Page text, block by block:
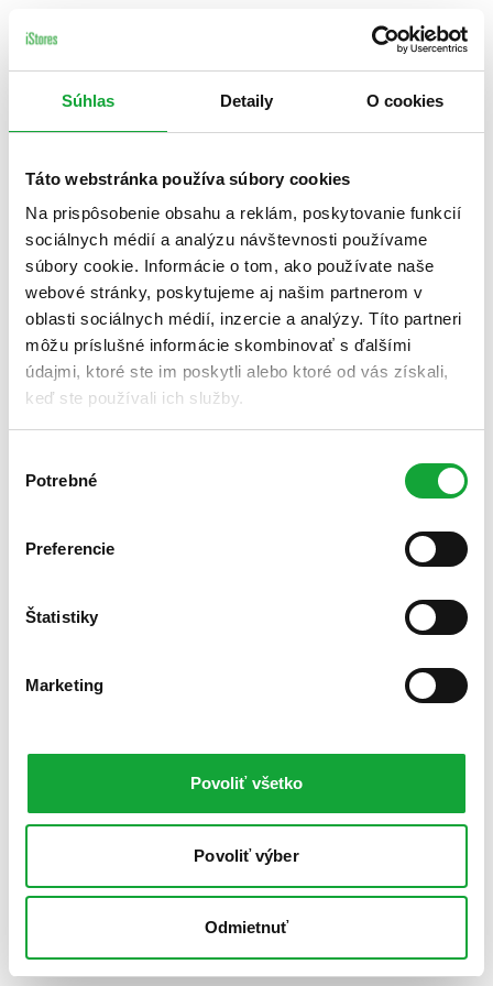
Súhlas Detaily O cookies
Táto webstránka používa súbory cookies
Na prispôsobenie obsahu a reklám, poskytovanie funkcií
sociálnych médií a analýzu návštevnosti používame
súbory cookie. Informácie o tom, ako používate naše
webové stránky, poskytujeme aj našim partnerom v
oblasti sociálnych médií, inzercie a analýzy. Títo partneri
môžu príslušné informácie skombinovať s ďalšími
údajmi, ktoré ste im poskytli alebo ktoré od vás získali,
keď ste používali ich služby.
súhlasu
Potrebné
Preferencie
Štatistiky
Marketing
Povoliť všetko
Povoliť výber
Odmietnuť